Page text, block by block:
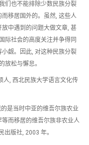
们也不能排除少数民族分裂
移居国外的。虽然, 这些人
中遇到的问题大做文章, 甚
际社会的高度关注并争得同
觑。因此, 对这种民族分裂
放松与懈怠。
人, 西北民族大学语言文化传
是当时中亚的维吾尔族农业
而移居的维吾尔族非农业人
出版社, 2003 年。